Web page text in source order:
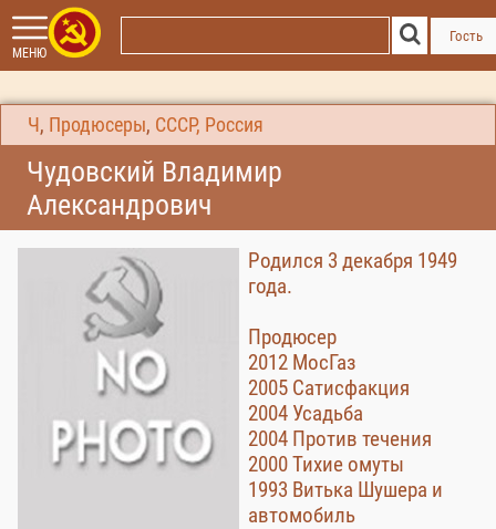
МЕНЮ
Гость
Ч , Продюсеры, СССР, Россия
Чудовский Владимир
Александрович
Родился 3 декабря 1949
года.
Продюсер
2012 МосГаз
2005 Сатисфакция
2004 Усадьба
2004 Против течения
2000 Тихие омуты
1993 Витька Шушера и
автомобиль